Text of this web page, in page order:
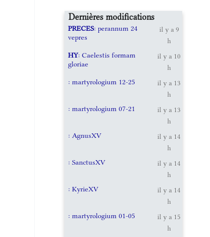
Dernières modifications
PRECES: perannum 24
vepres
il y a 9
h
HY: Caelestis formam
gloriae
il y a 10
h
: martyrologium 12-25
il y a 13
h
: martyrologium 07-21
il y a 13
h
: AgnusXV
il y a 14
h
: SanctusXV
il y a 14
h
: KyrieXV
il y a 14
h
: martyrologium 01-05
il y a 15
h